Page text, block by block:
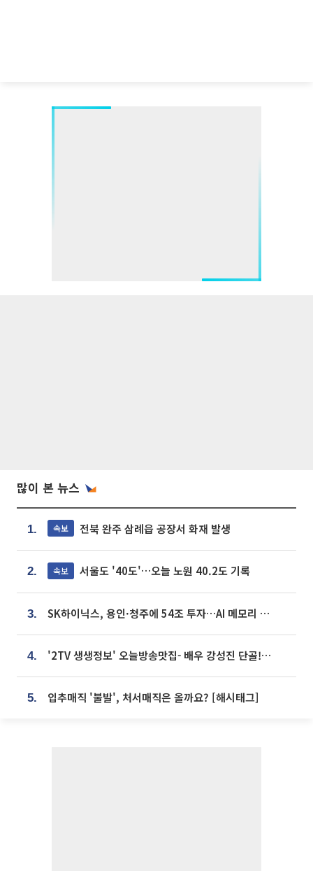
많이 본 뉴스
1. 속보 전북 완주 삼례읍 공장서 화재 발생
2. 속보 서울도 '40도'…오늘 노원 40.2도 기록
3. SK하이닉스, 용인·청주에 54조 투자…AI 메모리 생산기지 키운다
4. '2TV 생생정보' 오늘방송맛집- 배우 강성진 단골! 쌀국수ㆍ푸팟퐁 커리 맛집 '블○○○'
5. 입추매직 '불발', 처서매직은 올까요? [해시태그]